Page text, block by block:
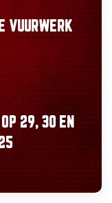
VUURWERK
29, 30 EN